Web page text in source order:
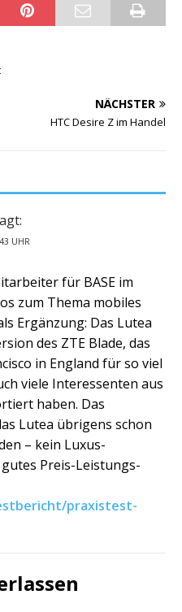
NÄCHSTER
HTC Desire Z im Handel
UHR
für BASE im
zum Thema mobiles
Ergänzung: Das Lutea
des ZTE Blade, das
in England für so viel
viele Interessenten aus
haben. Das
Lutea übrigens schon
– kein Luxus-
Preis-Leistungs-
praxistest-